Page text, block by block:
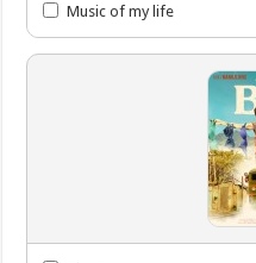
Music of my life